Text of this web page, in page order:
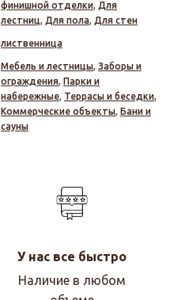
финишной отделки, Для
лестниц, Для пола, Для стен
лиственница
Мебель и лестницы, Заборы и
ограждения, Парки и
набережные, Террасы и беседки,
Коммерческие объекты, Бани и
сауны
У нас все быстро
Наличие в любом